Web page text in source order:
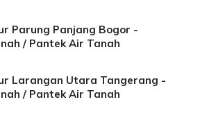
Parung Panjang Bogor -
/ Pantek Air Tanah
Larangan Utara Tangerang -
/ Pantek Air Tanah